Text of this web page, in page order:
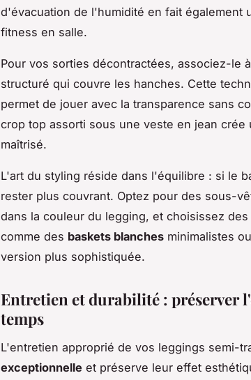
d'évacuation de l'humidité en fait également
fitness en salle.
Pour vos sorties décontractées, associez-le
structuré qui couvre les hanches. Cette
permet de jouer avec la transparence sans
crop top assorti sous une veste en jean
maîtrisé.
L'art du styling réside dans l'équilibre : si le
rester plus couvrant. Optez pour des sous-
dans la couleur du legging, et choisissez
comme des baskets blanches minimalistes
version plus sophistiquée.
Entretien et durabilité : préserver
temps
L'entretien approprié de vos leggings semi-
exceptionnelle et préserve leur effet